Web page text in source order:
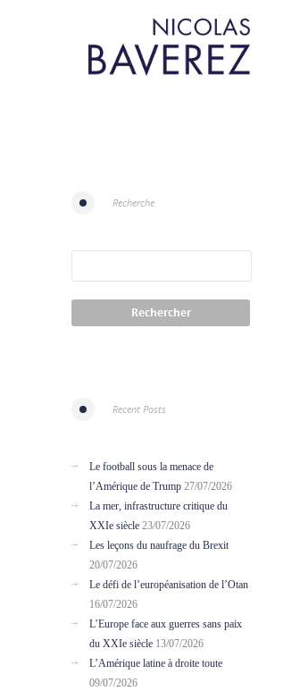
Recherche
Recent Posts
Le football sous la menace de
l’Amérique de Trump 27/07/2026
La mer, infrastructure critique du
XXIe siècle 23/07/2026
Les leçons du naufrage du Brexit
20/07/2026
Le défi de l’européanisation de l’Otan
16/07/2026
L’Europe face aux guerres sans paix
du XXIe siècle 13/07/2026
L’Amérique latine à droite toute
09/07/2026